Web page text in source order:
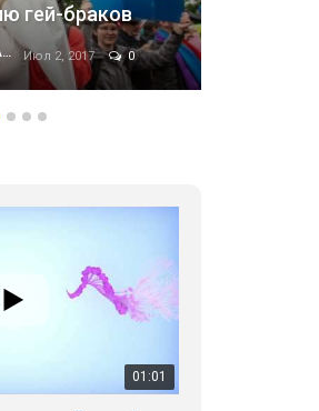
в Киеве, 2017
ГЕЙ-АЛЬЯНС УКРАИНА Июн 20, 2017 0
01:01